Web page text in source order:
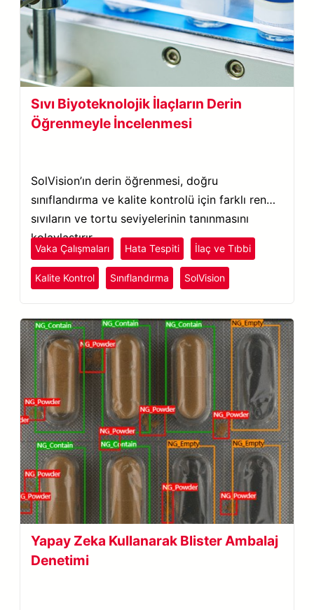
Sıvı Biyoteknolojik İlaçların Derin
Öğrenmeyle İncelenmesi
SolVision’ın derin öğrenmesi, doğru
sınıflandırma ve kalite kontrolü için farklı renkli
sıvıların ve tortu seviyelerinin tanınmasını
kolaylaştırır.
Vaka Çalışmaları Hata Tespiti İlaç ve Tıbbi
Kalite Kontrol Sınıflandırma SolVision
Yapay Zeka Kullanarak Blister Ambalaj
Denetimi